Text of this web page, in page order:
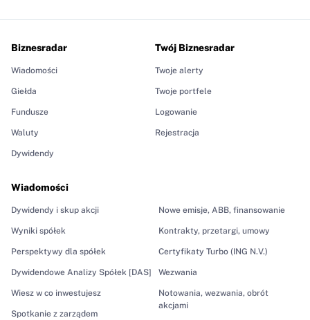
Biznesradar
Wiadomości
Giełda
Fundusze
Waluty
Dywidendy
Wiadomości
Dywidendy i skup akcji
Wyniki spółek
Perspektywy dla spółek
Dywidendowe Analizy Spółek [DAS]
Wiesz w co inwestujesz
Spotkanie z zarządem
Nowe emisje, ABB, finansowanie
Kontrakty, przetargi, umowy
Certyfikaty Turbo (ING N.V.)
Wezwania
Notowania, wezwania, obrót
akcjami
Twój Biznesradar
Twoje alerty
Twoje portfele
Logowanie
Rejestracja